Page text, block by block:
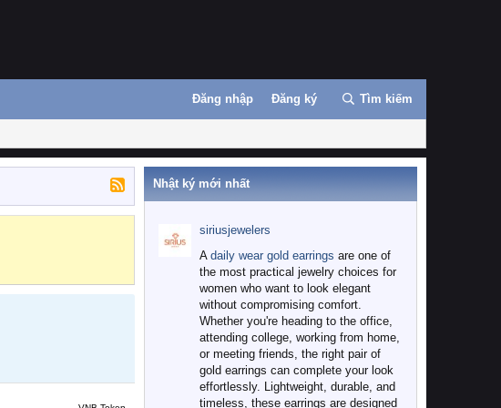
Đăng nhập Đăng ký Tìm kiếm
Nhật ký mới nhất
siriusjewelers
A daily wear gold earrings are one of
the most practical jewelry choices for
women who want to look elegant
without compromising comfort.
Whether you're heading to the office,
attending college, working from home,
or meeting friends, the right pair of
gold earrings can complete your look
effortlessly. Lightweight, durable, and
timeless, these earrings are designed